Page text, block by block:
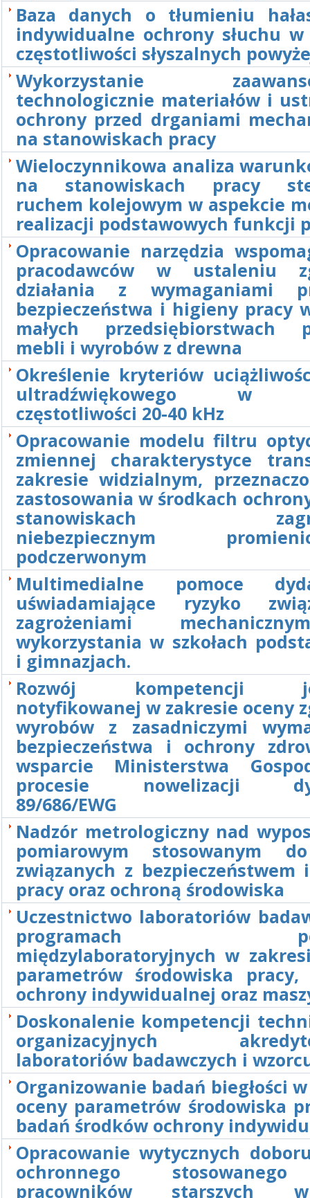
Baza danych o tłumieniu
indywidualne ochrony słuchu w
częstotliwości słyszalnych
Wykorzystanie
technologicznie materiałów i
ochrony przed drganiami
na stanowiskach pracy
Wieloczynnikowa analiza
na stanowiskach pracy
ruchem kolejowym w aspekcie
realizacji podstawowych funkcji
Opracowanie narzędzia
pracodawców w ustaleniu
działania z wymaganiami
bezpieczeństwa i higieny pracy
małych przedsiębiorstwach
mebli i wyrobów z drewna
Określenie kryteriów
ultradźwiękowego w
częstotliwości 20-40 kHz
Opracowanie modelu filtru
zmiennej charakterystyce
zakresie widzialnym,
zastosowania w środkach
stanowiskach
niebezpiecznym
podczerwonym
Multimedialne pomoce
uświadamiające ryzyko
zagrożeniami
wykorzystania w szkołach
i gimnazjach.
Rozwój kompetencji
notyfikowanej w zakresie oceny
wyrobów z zasadniczymi
bezpieczeństwa i ochrony
wsparcie Ministerstwa
procesie nowelizacji
89/686/EWG
Nadzór metrologiczny nad
pomiarowym stosowanym
związanych z bezpieczeństwem
pracy oraz ochroną środowiska
Uczestnictwo laboratoriów
programach
międzylaboratoryjnych w
parametrów środowiska pracy,
ochrony indywidualnej oraz
Doskonalenie kompetencji
organizacyjnych
laboratoriów badawczych i
Organizowanie badań biegłości
oceny parametrów środowiska
badań środków ochrony
Opracowanie wytycznych
ochronnego
pracowników starszych